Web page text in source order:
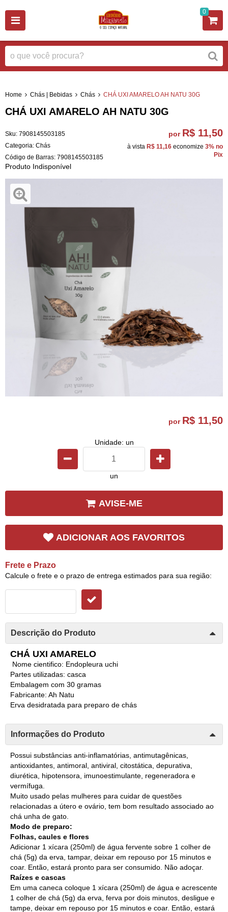
0
Home Chás | Bebidas Chás CHÁ UXI AMARELO AH NATU 30G
CHÁ UXI AMARELO AH NATU 30G
Sku: 7908145503185
Categoria: Chás
Código de Barras: 7908145503185
Produto Indisponível
por R$ 11,50
à vista R$ 11,16 economize 3% no
Pix
por R$ 11,50
Unidade: un
un
AVISE-ME
ADICIONAR AOS FAVORITOS
Frete e Prazo
Calcule o frete e o prazo de entrega estimados para sua região:
Descrição do Produto
CHÁ UXI AMARELO
Nome cientifico: Endopleura uchi
Partes utilizadas: casca
Embalagem com 30 gramas
Fabricante: Ah Natu
Erva desidratada para preparo de chás
Informações do Produto
Possui substâncias anti-inflamatórias, antimutagênicas,
antioxidantes, antimoral, antiviral, citostática, depurativa,
diurética, hipotensora, imunoestimulante, regeneradora e
vermífuga.
Muito usado pelas mulheres para cuidar de questões
relacionadas a útero e ovário, tem bom resultado associado ao
chá unha de gato.
Modo de preparo:
Folhas, caules e flores
Adicionar 1 xícara (250ml) de água fervente sobre 1 colher de
chá (5g) da erva, tampar, deixar em repouso por 15 minutos e
coar. Então, estará pronto para ser consumido. Não adoçar.
Raízes e cascas
Em uma caneca coloque 1 xícara (250ml) de água e acrescente
1 colher de chá (5g) da erva, ferva por dois minutos, desligue e
tampe, deixar em repouso por 15 minutos e coar. Então, estará